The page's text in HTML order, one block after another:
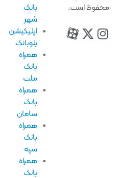
است.
اپلیکیشن
بلوبانک
همراه
همراه
سامان
همراه
همراه